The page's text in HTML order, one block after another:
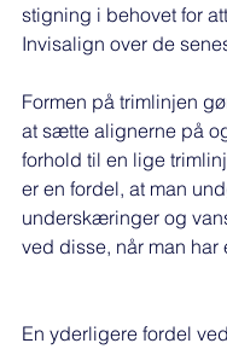
stigning i behovet for
Invisalign over de
Formen på trimlinjen
at sætte alignerne på
forhold til en lige
er en fordel, at man
underskæringer og
ved disse, når man har
En yderligere fordel